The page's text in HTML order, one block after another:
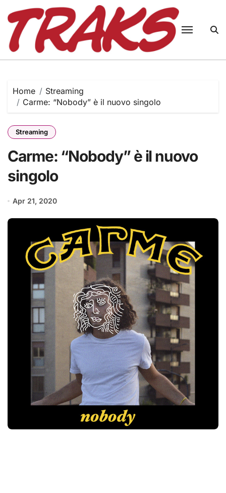
content
Home
Streaming
Carme: “Nobody” è il nuovo singolo
Streaming
Carme: “Nobody” è il nuovo
singolo
Apr 21, 2020